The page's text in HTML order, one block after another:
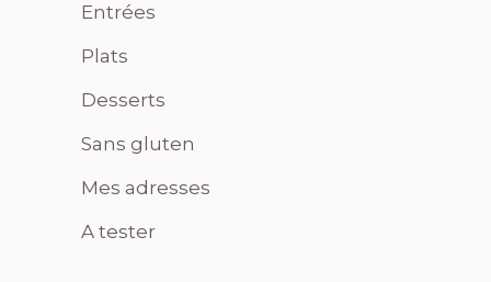
Entrées
Plats
Desserts
Sans gluten
Mes adresses
A tester